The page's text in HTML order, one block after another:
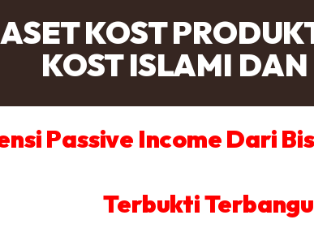
KOST
KOST ISLAMI
Passive Income Dari
Terbukti